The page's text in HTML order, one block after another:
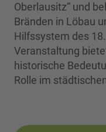
Oberlausitz“ und
Bränden in Löbau
Hilfssystem des
Veranstaltung
historische
Rolle im